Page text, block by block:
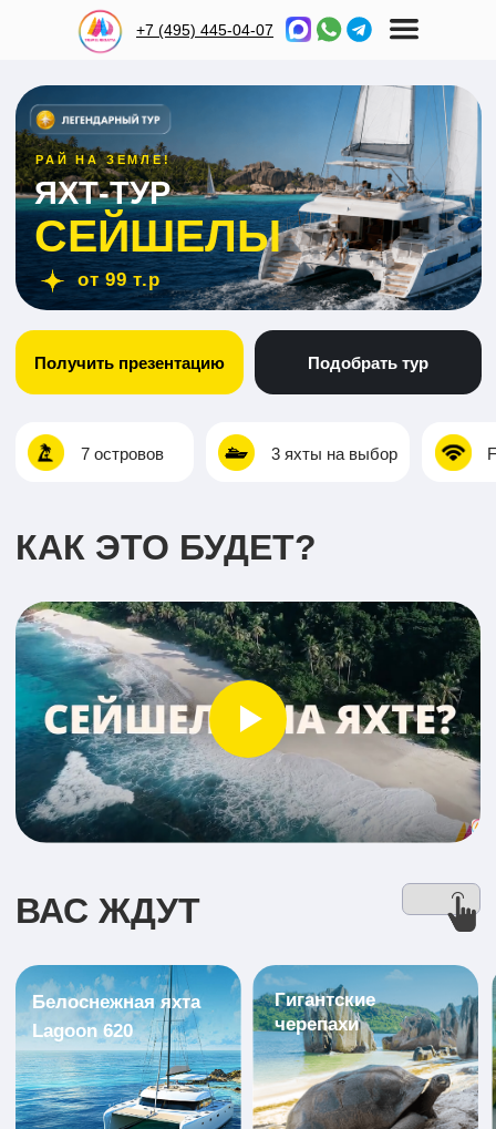
+7 (495) 445-04-07
РАЙ НА ЗЕМЛЕ!
ЯХТ-ТУР
СЕЙШЕЛЫ
Получить презентацию Подобрать тур
от 99 т.р
КАК ЭТО БУДЕТ?
ВАС ЖДУТ
Белоснежная яхта
Lagoon 620
Гигантские
черепахи
Лучшие в
мире
ПОЧЕМУ ЯХТ ТУР?
Комфорт
Современные яхты
оснащены всем для
комфортного проживания,
(удобные каюты, кухню,
душевые кабины итд)
Разнообразие
Сноркелинг, рыбалка, BBQ
и многое другое. Это
позволяет каждому найти
занятие по душе и
разнообразить свой отдых.